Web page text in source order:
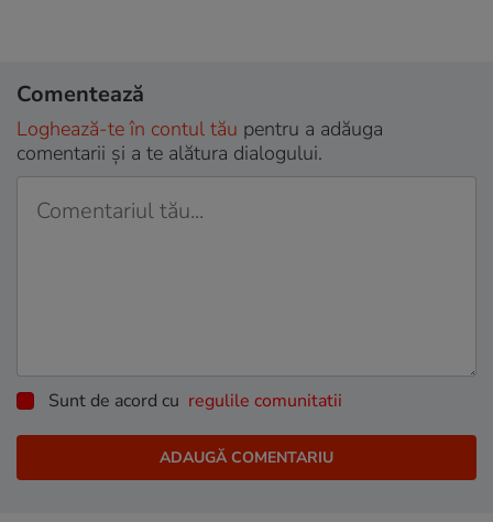
Comentează
Loghează-te în contul tău pentru a adăuga
comentarii și a te alătura dialogului.
Sunt de acord cu regulile comunitatii